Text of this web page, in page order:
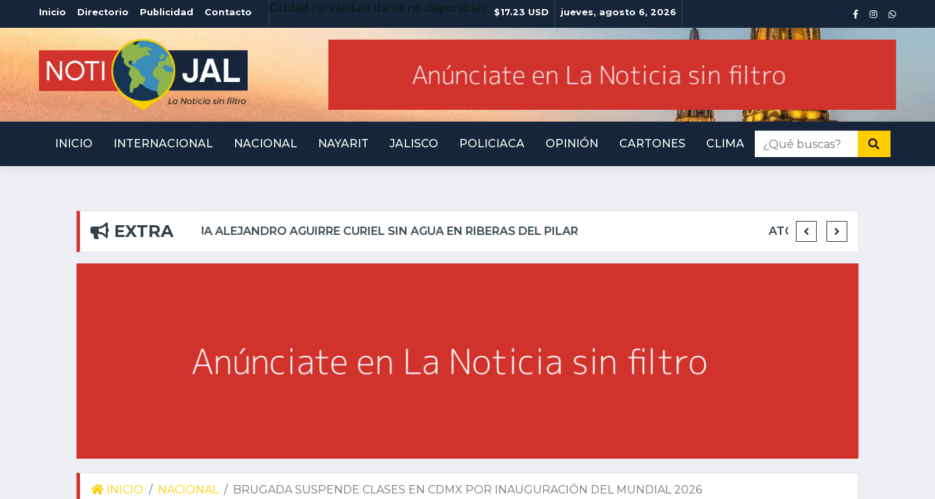
Inicio Directorio Publicidad Contacto Ciudad no válida o datos no disponibles. $17.23 USD jueves, agosto 6, 2026
INICIO INTERNACIONAL NACIONAL NAYARIT JALISCO POLICIACA OPINIÓN CARTONES CLIMA
EXTRA ATOTONILQUILLO INSEGURO Y AL VIRREY NO LE IMPORTA INMINENTE
INICIO NACIONAL BRUGADA SUSPENDE CLASES EN CDMX POR INAUGURACIÓN DEL MUNDIAL 2026